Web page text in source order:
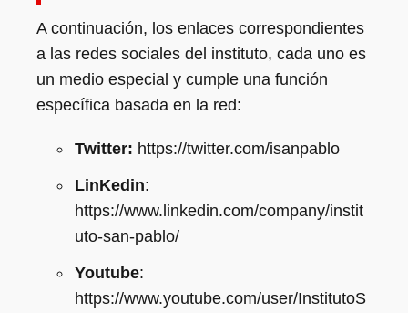
A continuación, los enlaces correspondientes
a las redes sociales del instituto, cada uno es
un medio especial y cumple una función
específica basada en la red:
Twitter: https://twitter.com/isanpablo
LinKedin:
https://www.linkedin.com/company/instit
uto-san-pablo/
Youtube:
https://www.youtube.com/user/InstitutoS